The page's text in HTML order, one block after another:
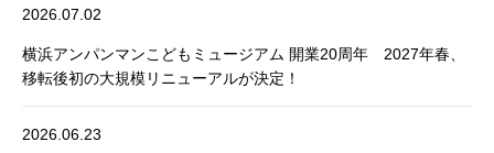
2026.07.02
横浜アンパンマンこどもミュージアム 開業20周年 2027年春、
移転後初の大規模リニューアルが決定！
2026.06.23